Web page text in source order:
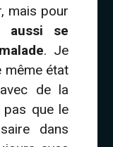
mais pour
aussi se
. Je
même état
de la
que le
dans